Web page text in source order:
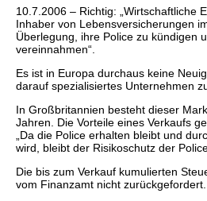
10.7.2006 – Richtig: „Wirtschaftliche
Inhaber von Lebensversicherungen
Überlegung, ihre Police zu kündigen
vereinnahmen“.
Es ist in Europa durchaus keine
darauf spezialisiertes Unternehmen
In Großbritannien besteht dieser
Jahren. Die Vorteile eines Verkaufs
„Da die Police erhalten bleibt und
wird, bleibt der Risikoschutz der
Die bis zum Verkauf kumulierten
vom Finanzamt nicht zurückgefordert.